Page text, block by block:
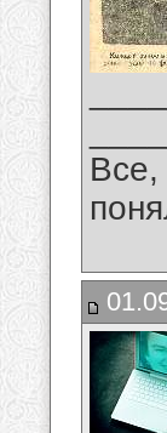
Все,